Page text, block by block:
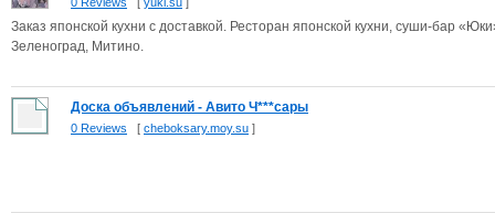
Заказ японской кухни с доставкой. Ресторан японской кухни, суши-бар
Зеленоград, Митино.
Доска объявлений - Авито Ч***сары
0 Reviews [ cheboksary.moy.su ]